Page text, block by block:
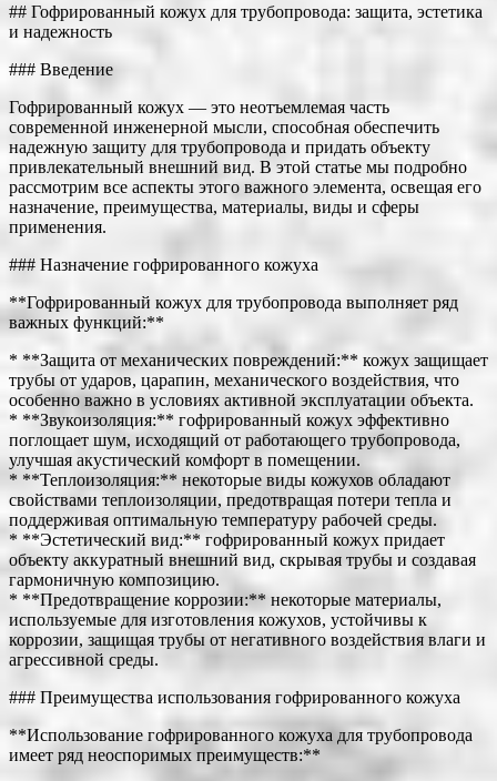
## Гофрированный кожух для трубопровода: защита, эстетика
и надежность
### Введение
Гофрированный кожух — это неотъемлемая часть
современной инженерной мысли, способная обеспечить
надежную защиту для трубопровода и придать объекту
привлекательный внешний вид. В этой статье мы подробно
рассмотрим все аспекты этого важного элемента, освещая его
назначение, преимущества, материалы, виды и сферы
применения.
### Назначение гофрированного кожуха
**Гофрированный кожух для трубопровода выполняет ряд
важных функций:**
* **Защита от механических повреждений:** кожух защищает
трубы от ударов, царапин, механического воздействия, что
особенно важно в условиях активной эксплуатации объекта.
* **Звукоизоляция:** гофрированный кожух эффективно
поглощает шум, исходящий от работающего трубопровода,
улучшая акустический комфорт в помещении.
* **Теплоизоляция:** некоторые виды кожухов обладают
свойствами теплоизоляции, предотвращая потери тепла и
поддерживая оптимальную температуру рабочей среды.
* **Эстетический вид:** гофрированный кожух придает
объекту аккуратный внешний вид, скрывая трубы и создавая
гармоничную композицию.
* **Предотвращение коррозии:** некоторые материалы,
используемые для изготовления кожухов, устойчивы к
коррозии, защищая трубы от негативного воздействия влаги и
агрессивной среды.
### Преимущества использования гофрированного кожуха
**Использование гофрированного кожуха для трубопровода
имеет ряд неоспоримых преимуществ:**